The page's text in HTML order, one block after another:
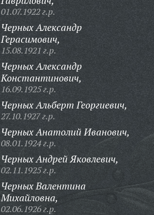
01.07.1922 г.р.
Черных Александр
Герасимович,
15.08.1921 г.р.
Черных Александр
Константинович,
16.09.1925 г.р.
Черных Альберт Георгиевич,
27.10.1927 г.р.
Черных Анатолий Иванович,
08.01.1924 г.р.
Черных Андрей Яковлевич,
02.11.1925 г.р.
Черных Валентина
Михайловна,
02.06.1926 г.р.